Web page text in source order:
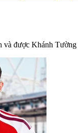
được Khánh